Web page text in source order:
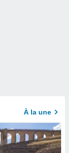
À la une